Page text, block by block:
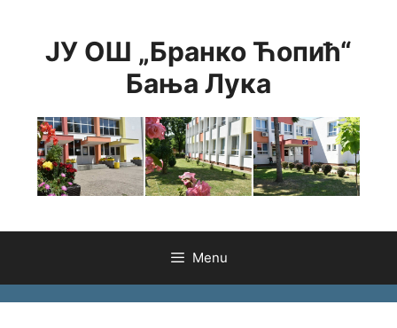
contentЈУ ОШ „Бранко Ћопић“
Бања Лука
Menu